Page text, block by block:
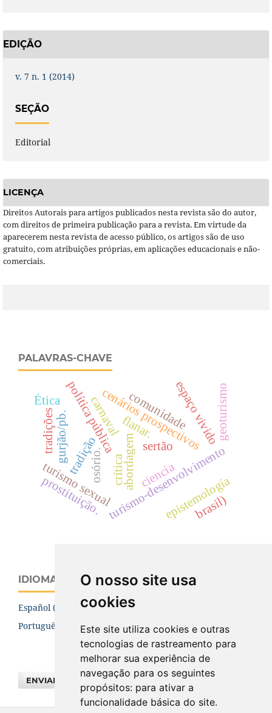
O nosso site usa
cookies
Este site utiliza cookies e outras
tecnologias de rastreamento para
melhorar sua experiência de
navegação para os seguintes
propósitos: para ativar a
funcionalidade básica do site.
EDIÇÃO
v. 7 n. 1 (2014)
SEÇÃO
Editorial
LICENÇA
Direitos Autorais para artigos publicados nesta revista são do autor,
com direitos de primeira publicação para a revista. Em virtude da
aparecerem nesta revista de acesso público, os artigos são de uso
gratuito, com atribuições próprias, em aplicações educacionais e não-
comerciais.
PALAVRAS-CHAVE
tradição crítica
sertão
cenários prospectivos
política pública
turismo-desenvolvimento
abordagem
turismo sexual
carnaval
prostituição.
comunidadeespaço vivido
cienciaepistemología
gurjão/pb.
brasil)
osório.
geoturismo
tradições
Ética
flanar.
IDIOMA
Español (España)
Português (Brasil)
ENVIAR SUBMISSÃO